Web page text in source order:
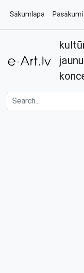
Sākumlapa Pasākumi
Kontakti